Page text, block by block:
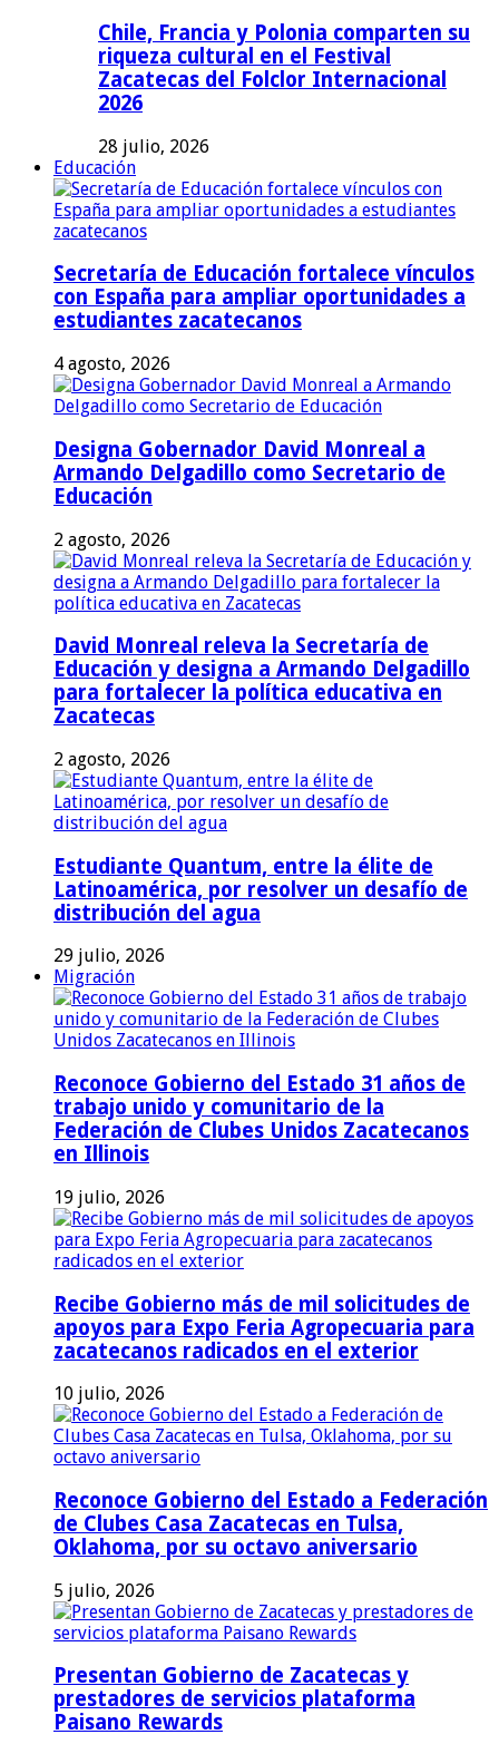
Chile, Francia y Polonia comparten su
riqueza cultural en el Festival
Zacatecas del Folclor Internacional
2026
28 julio, 2026
Educación
Secretaría de Educación fortalece vínculos
con España para ampliar oportunidades a
estudiantes zacatecanos
4 agosto, 2026
Designa Gobernador David Monreal a
Armando Delgadillo como Secretario de
Educación
2 agosto, 2026
David Monreal releva la Secretaría de
Educación y designa a Armando Delgadillo
para fortalecer la política educativa en
Zacatecas
2 agosto, 2026
Estudiante Quantum, entre la élite de
Latinoamérica, por resolver un desafío de
distribución del agua
29 julio, 2026
Migración
Reconoce Gobierno del Estado 31 años de
trabajo unido y comunitario de la
Federación de Clubes Unidos Zacatecanos
en Illinois
19 julio, 2026
Recibe Gobierno más de mil solicitudes de
apoyos para Expo Feria Agropecuaria para
zacatecanos radicados en el exterior
10 julio, 2026
Reconoce Gobierno del Estado a Federación
de Clubes Casa Zacatecas en Tulsa,
Oklahoma, por su octavo aniversario
5 julio, 2026
Presentan Gobierno de Zacatecas y
prestadores de servicios plataforma
Paisano Rewards